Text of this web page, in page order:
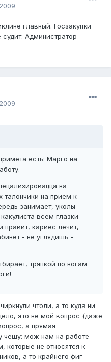
главный. Госзакупки
Администратор
есть: Марго на
на
талончики на прием к
занимает, уколы
всем глазки
правит, кариес лечит,
- не углядишь -
тряпкой по ногам
чтоли, а то куда ни
это не мой вопрос (даже
а прямая
чешу: мож нам на работе
которые не относятся к
а то крайнего фиг